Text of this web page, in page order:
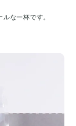
な一杯です。